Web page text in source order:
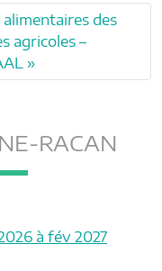
alimentaires des
agricoles –
RACAN
à fév 2027